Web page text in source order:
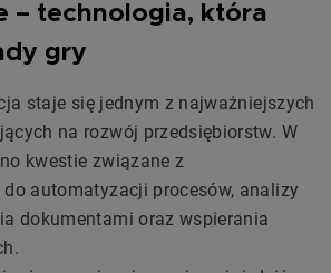
– technologia, która
gry
staje się jednym z najważniejszych
na rozwój przedsiębiorstw. W
kwestie związane z
automatyzacji procesów, analizy
dokumentami oraz wspierania